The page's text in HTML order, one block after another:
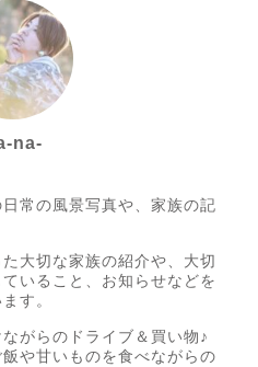
na-
常の風景写真や、家族の記
大切な家族の紹介や、大切
いること、お知らせなどを
す。
がらのドライブ＆買い物♪
や甘いものを食べながらの